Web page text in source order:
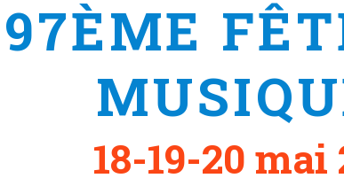
97ÈME
18-19-20 mai